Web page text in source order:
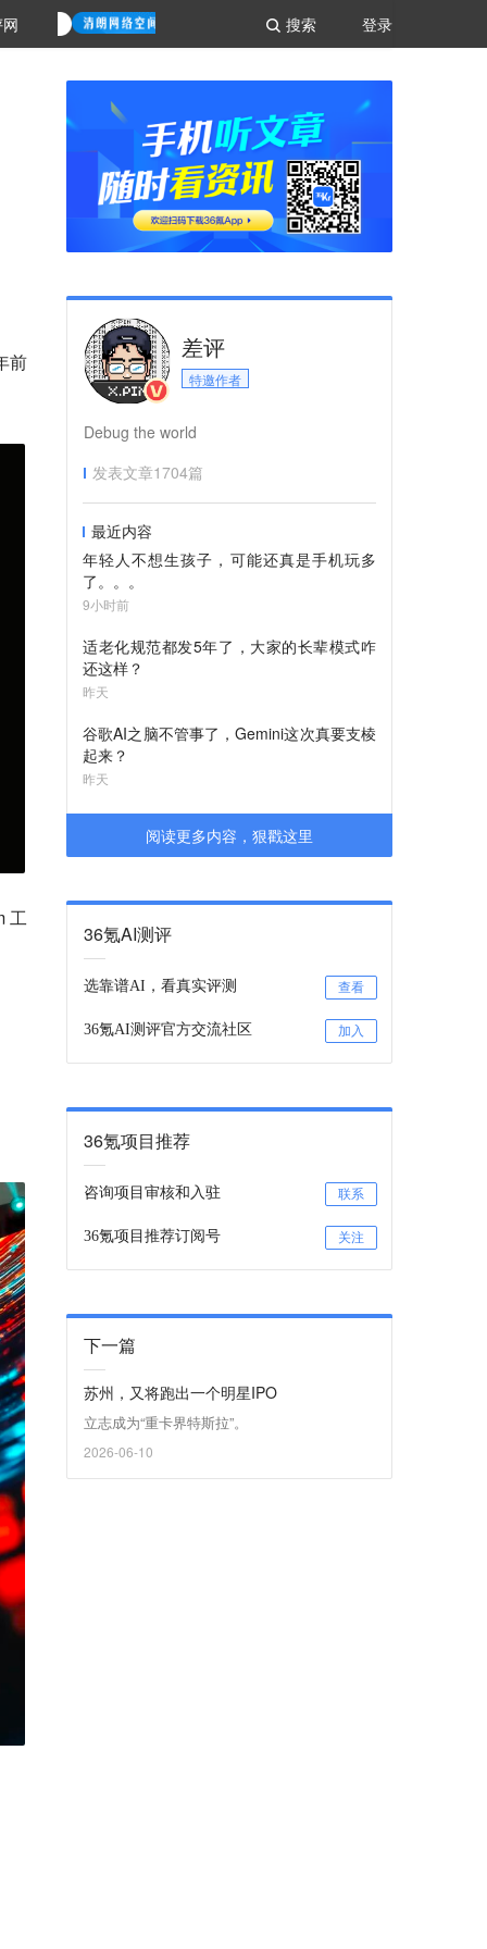
登录
搜索
前
工
差评
特邀作者
Debug the world
发表文章1704篇
最近内容
年轻人不想生孩子，可能还真是手机玩多
了。。。
9小时前
适老化规范都发5年了，大家的长辈模式咋
还这样？
昨天
谷歌AI之脑不管事了，Gemini这次真要支棱
起来？
昨天
阅读更多内容，狠戳这里
36氪AI测评
选靠谱AI，看真实评测 查看
36氪AI测评官方交流社区 加入
36氪项目推荐
咨询项目审核和入驻 联系
36氪项目推荐订阅号 关注
下一篇
苏州，又将跑出一个明星IPO
立志成为“重卡界特斯拉”。
2026-06-10